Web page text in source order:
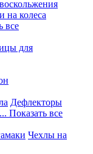
на колеса
все
для
Дефлекторы
... Показать все
Чехлы на